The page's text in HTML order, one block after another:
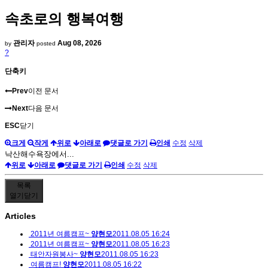
속초로의 행복여행
by 관리자 posted Aug 08, 2026
?
단축키
Prev이전 문서
Next다음 문서
ESC닫기
크게 작게 위로 아래로 댓글로 가기 인쇄 수정 삭제
낙산해수욕장에서...
위로 아래로 댓글로 가기 인쇄 수정 삭제
목록
열기 닫기
Articles
2011년 여름캠프~ 양현모2011.08.05 16:24
2011년 여름캠프~ 양현모2011.08.05 16:23
태안자원봉사~ 양현모2011.08.05 16:23
여름캠프! 양현모2011.08.05 16:22